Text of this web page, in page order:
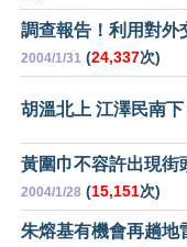
調查報告！利用對外
2004/1/31 (24,337次)
胡溫北上 江澤民南
黃圍巾不容許出現街
2004/1/28 (15,151次)
朱熔基有機會再趟地